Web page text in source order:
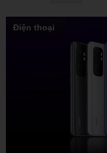
Điện thoại